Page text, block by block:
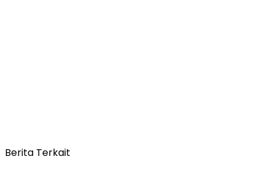
Berita Terkait